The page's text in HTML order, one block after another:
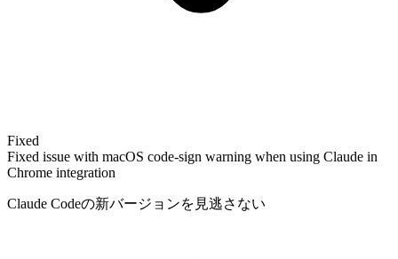
Fixed
Fixed issue with macOS code-sign warning when using Claude in
Chrome integration
Claude Codeの新バージョンを見逃さない